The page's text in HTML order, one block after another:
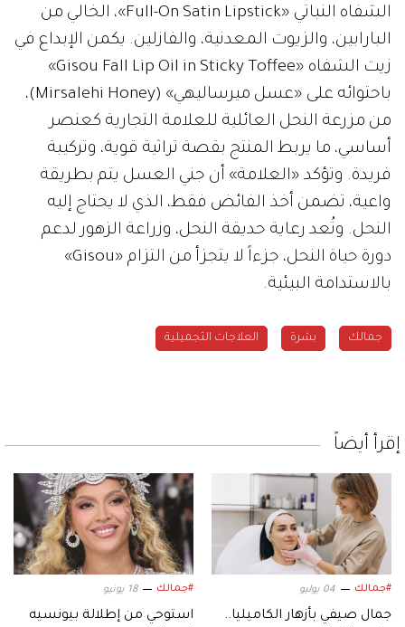
الشفاه النباتي «Full-On Satin Lipstick»، الخالي من
البارابين، والزيوت المعدنية، والفازلين. يكمن الإبداع في
زيت الشفاه «Gisou Fall Lip Oil in Sticky Toffee»
باحتوائه على «عسل ميرساليهي» (Mirsalehi Honey)،
من مزرعة النحل العائلية للعلامة التجارية كعنصر
أساسي، ما يربط المنتج بقصة تراثية قوية، وتركيبة
فريدة. وتؤكد «العلامة» أن جني العسل يتم بطريقة
واعية، تضمن أخذ الفائض فقط، الذي لا يحتاج إليه
النحل. وتُعد رعاية حديقة النحل، وزراعة الزهور لدعم
دورة حياة النحل، جزءاً لا يتجزأ من التزام «Gisou»
بالاستدامة البيئية.
جمالك بشرة العلاجات التجميلية
إقرأ أيضاً
#جمالك 04 يوليو
جمال صيفي بأزهار الكاميليا..
#جمالك 18 يونيو
استوحي من إطلالة بيونسيه